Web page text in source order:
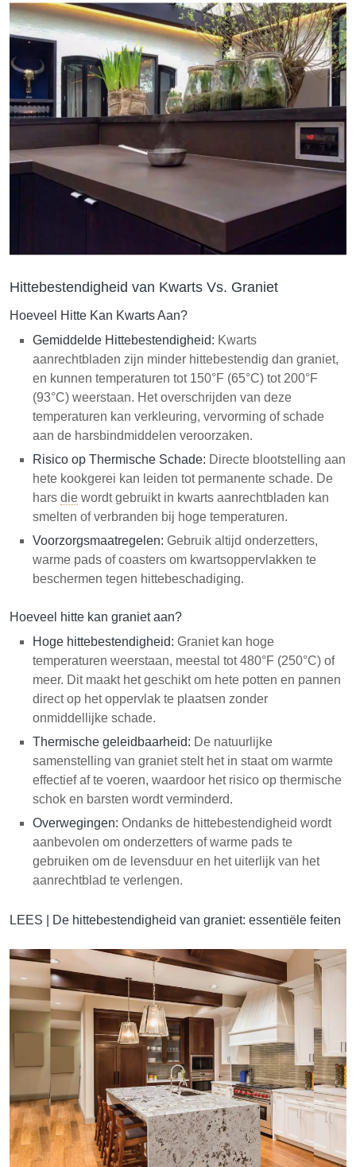
Hittebestendigheid van Kwarts Vs. Graniet
Hoeveel Hitte Kan Kwarts Aan?
Gemiddelde Hittebestendigheid: Kwarts
aanrechtbladen zijn minder hittebestendig dan graniet,
en kunnen temperaturen tot 150°F (65°C) tot 200°F
(93°C) weerstaan. Het overschrijden van deze
temperaturen kan verkleuring, vervorming of schade
aan de harsbindmiddelen veroorzaken.
Risico op Thermische Schade: Directe blootstelling aan
hete kookgerei kan leiden tot permanente schade. De
harsdie wordt gebruikt in kwarts aanrechtbladen kan
smelten of verbranden bij hoge temperaturen.
Voorzorgsmaatregelen: Gebruik altijd onderzetters,
warme pads of coasters om kwartsoppervlakken te
beschermen tegen hittebeschadiging.
Hoeveel hitte kan graniet aan?
Hoge hittebestendigheid: Graniet kan hoge
temperaturen weerstaan, meestal tot 480°F (250°C) of
meer. Dit maakt het geschikt om hete potten en pannen
direct op het oppervlak te plaatsen zonder
onmiddellijke schade.
Thermische geleidbaarheid: De natuurlijke
samenstelling van graniet stelt het in staat om warmte
effectief af te voeren, waardoor het risico op thermische
schok en barsten wordt verminderd.
Overwegingen: Ondanks de hittebestendigheid wordt
aanbevolen om onderzetters of warme pads te
gebruiken om de levensduur en het uiterlijk van het
aanrechtblad te verlengen.
LEES | De hittebestendigheid van graniet: essentiële feiten